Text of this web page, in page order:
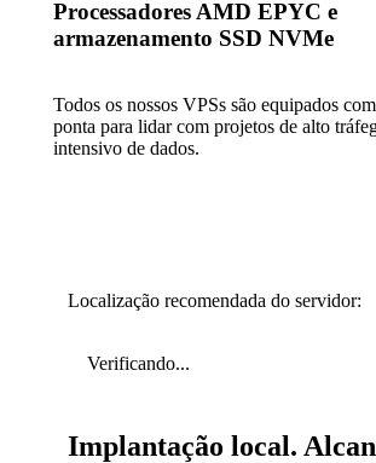
Processadores AMD EPYC e
armazenamento SSD NVMe
Todos os nossos VPSs são equipados
ponta para lidar com projetos de alto
intensivo de dados.
Localização recomendada do servidor:
Verificando...
Implantação local.